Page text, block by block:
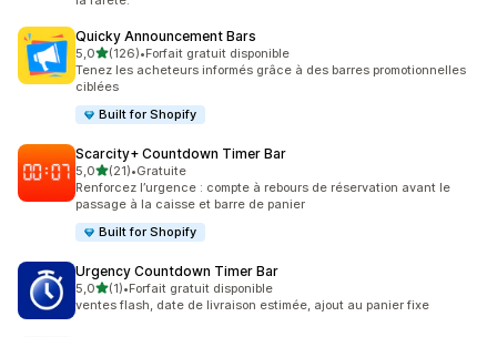
Quicky Announcement Bars
5,0étoile(s) sur 5
(126)
126 avis au total
•Forfait gratuit disponible
Tenez les acheteurs informés grâce à des barres promotionnelles
ciblées
Built for Shopify
Scarcity+ Countdown Timer Bar
5,0étoile(s) sur 5
(21)
21 avis au total
•Gratuite
Renforcez l’urgence : compte à rebours de réservation avant le
passage à la caisse et barre de panier
Built for Shopify
Urgency Countdown Timer Bar
5,0étoile(s) sur 5
(1)
1 avis au total
•Forfait gratuit disponible
ventes flash, date de livraison estimée, ajout au panier fixe